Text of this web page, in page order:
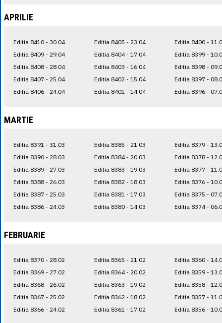
APRILIE
Editia 8410 - 30.04
Editia 8409 - 29.04
Editia 8408 - 28.04
Editia 8407 - 25.04
Editia 8406 - 24.04
Editia 8405 - 23.04
Editia 8404 - 17.04
Editia 8403 - 16.04
Editia 8402 - 15.04
Editia 8401 - 14.04
Editia 8400 -
Editia 8399 -
Editia 8398 -
Editia 8397 -
Editia 8396 -
MARTIE
Editia 8391 - 31.03
Editia 8390 - 28.03
Editia 8389 - 27.03
Editia 8388 - 26.03
Editia 8387 - 25.03
Editia 8386 - 24.03
Editia 8385 - 21.03
Editia 8384 - 20.03
Editia 8383 - 19.03
Editia 8382 - 18.03
Editia 8381 - 17.03
Editia 8380 - 14.03
Editia 8379 -
Editia 8378 -
Editia 8377 -
Editia 8376 -
Editia 8375 -
Editia 8374 -
FEBRUARIE
Editia 8370 - 28.02
Editia 8369 - 27.02
Editia 8368 - 26.02
Editia 8367 - 25.02
Editia 8366 - 24.02
Editia 8365 - 21.02
Editia 8364 - 20.02
Editia 8363 - 19.02
Editia 8362 - 18.02
Editia 8361 - 17.02
Editia 8360 -
Editia 8359 -
Editia 8358 -
Editia 8357 -
Editia 8356 -